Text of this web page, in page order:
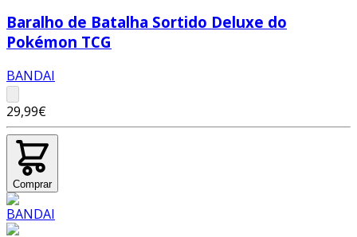
Baralho de Batalha Sortido Deluxe do
Pokémon TCG
BANDAI
29,99€
Comprar